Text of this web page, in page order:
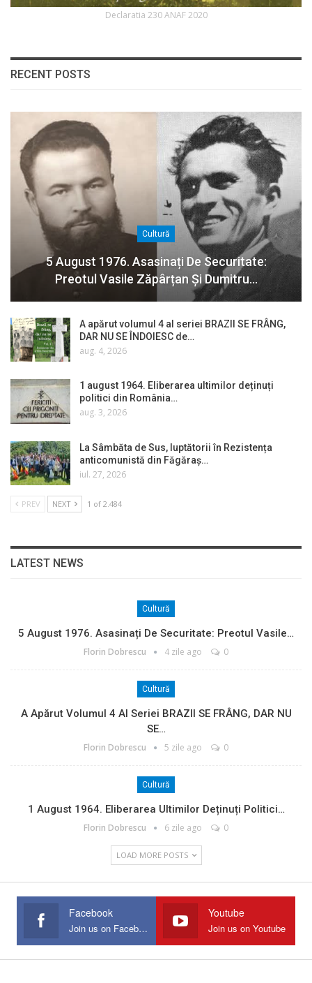
Declaratia 230 ANAF 2020
RECENT POSTS
Cultură
5 August 1976. Asasinați De Securitate:
Preotul Vasile Zăpârțan Și Dumitru…
A apărut volumul 4 al seriei BRAZII SE FRÂNG,
DAR NU SE ÎNDOIESC de…
aug. 4, 2026
1 august 1964. Eliberarea ultimilor deținuți
politici din România…
aug. 3, 2026
La Sâmbăta de Sus, luptătorii în Rezistența
anticomunistă din Făgăraș…
iul. 27, 2026
PREV NEXT 1 of 2.484
LATEST NEWS
Cultură
5 August 1976. Asasinați De Securitate: Preotul Vasile…
Florin Dobrescu 4 zile ago 0
Cultură
A Apărut Volumul 4 Al Seriei BRAZII SE FRÂNG, DAR NU
SE…
Florin Dobrescu 5 zile ago 0
Cultură
1 August 1964. Eliberarea Ultimilor Deținuți Politici…
Florin Dobrescu 6 zile ago 0
LOAD MORE POSTS
Facebook
Join us on Facebook
Youtube
Join us on Youtube